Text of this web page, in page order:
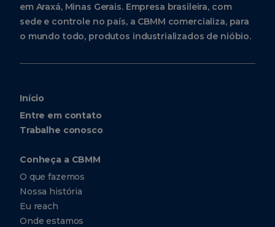
em Araxá, Minas Gerais. Empresa brasileira, com
sede e controle no país, a CBMM comercializa, para
o mundo todo, produtos industrializados de nióbio.
Início
Entre em contato
Trabalhe conosco
Conheça a CBMM
O que fazemos
Nossa história
Eu reach
Onde estamos